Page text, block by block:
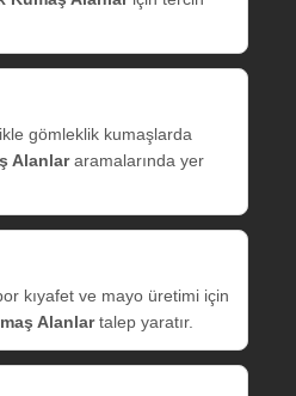
gömleklik kumaşlarda
Alanlararamalarında yer
kıyafet ve mayo üretimi için
Alanlartalep yaratır.